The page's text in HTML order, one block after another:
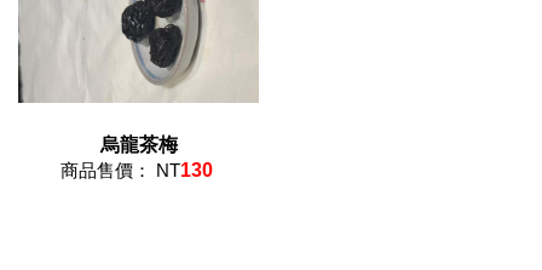
烏龍茶梅
商品售價： NT130